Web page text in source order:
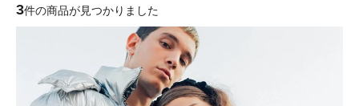
3件の商品が見つかりました